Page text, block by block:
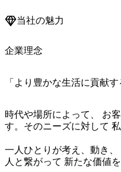
当社の魅力
企業理念
「より豊かな生活に貢献
時代や場所によって、 お
す。そのニーズに対して
一人ひとりが考え、動き
人と繋がって 新たな価値